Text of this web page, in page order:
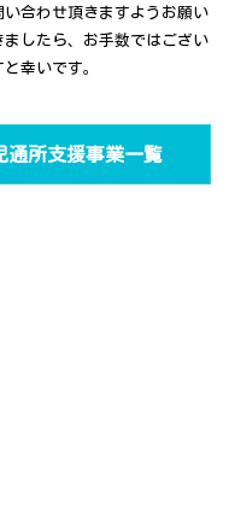
合わせ頂きますようお願い
したら、お手数ではござい
幸いです。
通所支援事業一覧